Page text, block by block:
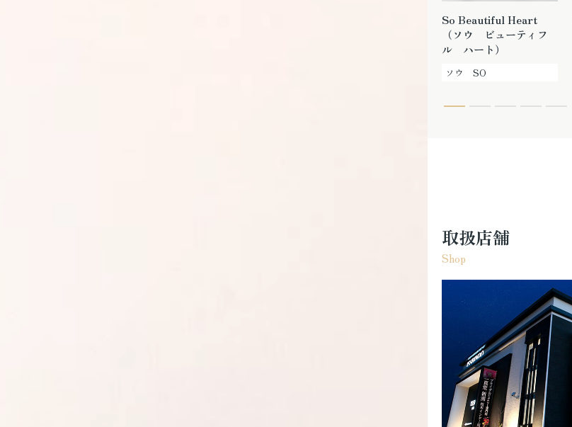
So Beautiful Heart
（ソウ ビューティフ
ル ハート）
ソウ SO
取扱店舗
Shop